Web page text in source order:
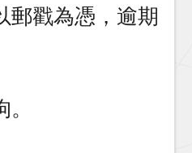
郵戳為憑，逾期